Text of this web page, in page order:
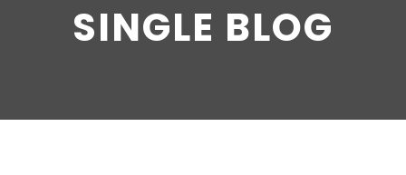
SINGLE BLOG